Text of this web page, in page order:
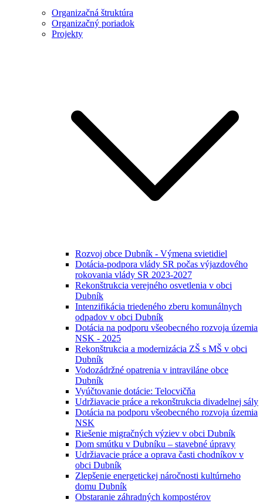
Organizačná štruktúra
Organizačný poriadok
Projekty
Rozvoj obce Dubník - Výmena svietidiel
Dotácia-podpora vlády SR počas výjazdového
rokovania vlády SR 2023-2027
Rekonštrukcia verejného osvetlenia v obci
Dubník
Intenzifikácia triedeného zberu komunálnych
odpadov v obci Dubník
Dotácia na podporu všeobecného rozvoja územia
NSK - 2025
Rekonštrukcia a modernizácia ZŠ s MŠ v obci
Dubník
Vodozádržné opatrenia v intraviláne obce
Dubník
Vyúčtovanie dotácie: Telocvičňa
Udržiavacie práce a rekonštrukcia divadelnej sály
Dotácia na podporu všeobecného rozvoja územia
NSK
Riešenie migračných výziev v obci Dubník
Dom smútku v Dubníku – stavebné úpravy
Udržiavacie práce a oprava časti chodníkov v
obci Dubník
Zlepšenie energetickej náročnosti kultúrneho
domu Dubník
Obstaranie záhradných kompostérov